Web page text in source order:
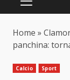
PRIMARY
Home »
panchina:
Calcio Sport